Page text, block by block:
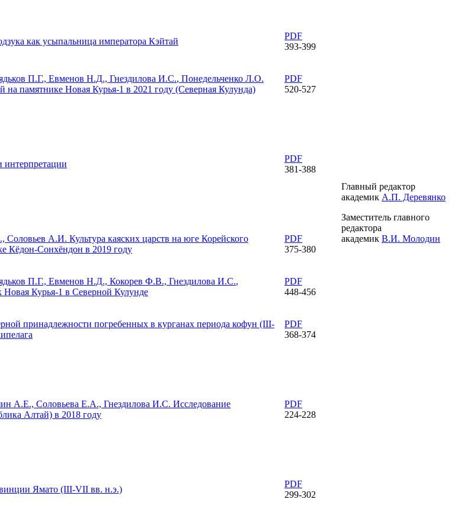
как усыпальница императора Кэйтай
PDF
393-399
П.Г., Евменов Н.Д., Гнездилова И.С., Понедельченко Л.О.
на памятнике Новая Курья-1 в 2021 году (Северная Кулунда)
PDF
520-527
PDF
381-388
Соловьев А.И. Культура каяских царств на юге Корейского
Кёдон-Сонхёндон в 2019 году
PDF
375-380
П.Г., Евменов Н.Д., Кокорев Ф.В., Гнездилова И.С.,
Курья-1 в Северной Кулунде
PDF
448-456
принадлежности погребенных в курганах периода кофун (III-
PDF
368-374
А.Е., Соловьева Е.А., Гнездилова И.С. Исследование
Алтай) в 2018 году
PDF
224-228
Ямато (III-VII вв. н.э.)
PDF
299-302
Главный редактор
академик А.П. Деревянко
Заместитель главного
редактора
академик В.И. Молодин